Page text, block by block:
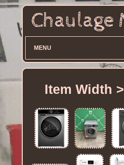
MENU
Item Width